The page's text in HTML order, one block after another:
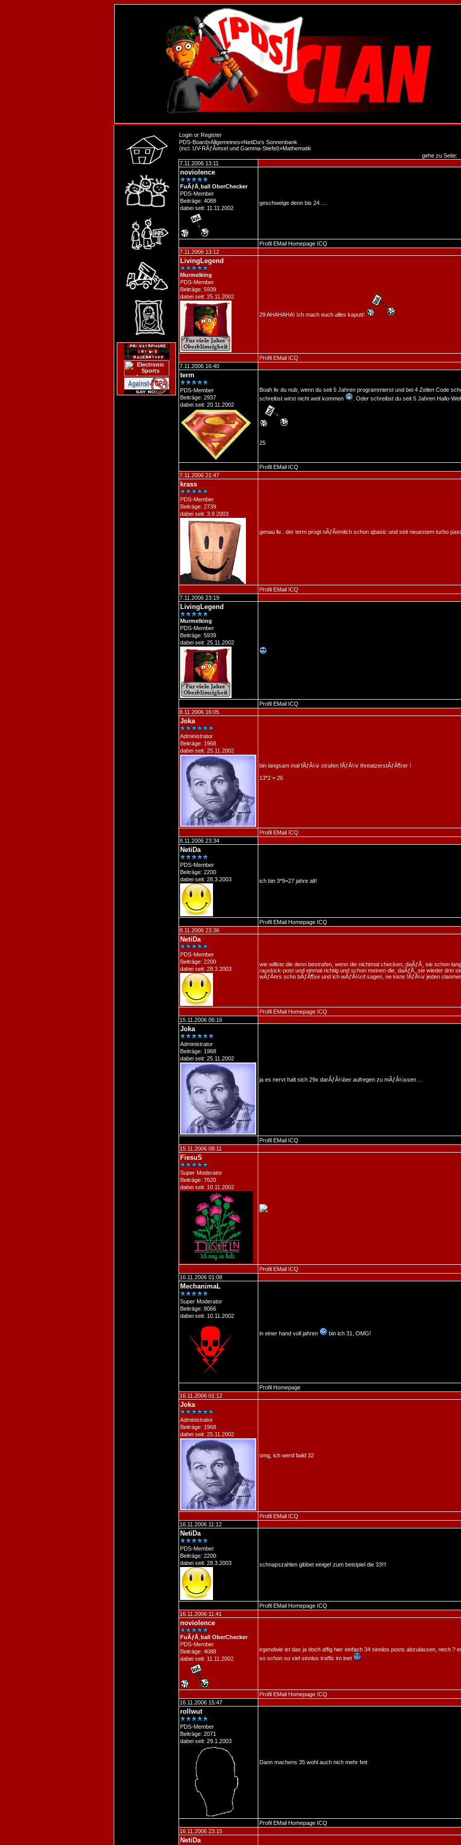
Login or Register
PDS-Board»Allgemeines»NetiDa's Sonnenbank
(incl. UV-RÃƒÂ¤tsel und Gamma-Stiefel)»Mathematik
gehe zu Seite:
7.11.2006 13:11
noviolence
FuÃƒÅ¸ball OberChecker
PDS-Member
Beiträge: 4088
dabei seit: 11.11.2002
geschweige denn bis 24 ....
Profil EMail Homepage ICQ
7.11.2006 13:12
LivingLegend
Murmelking
PDS-Member
Beiträge: 5939
dabei seit: 25.11.2002
29 AHAHAHA! Ich mach euch alles kaputt!
Profil EMail ICQ
7.11.2006 16:40
term
PDS-Member
Beiträge: 2937
dabei seit: 20.11.2002
Boah liv du nub, wenn du seit 5 Jahren programmierst und bei 4 Zeilen Code
schreibst wirst nicht weit kommen
. Oder schreibst du seit 5 Jahren Hallo-
25
Profil EMail ICQ
7.11.2006 21:47
krass
PDS-Member
Beiträge: 2739
dabei seit: 3.9.2003
genau liv.. der term progt nÃƒÂ¤mlich schon qbasic und seit neuestem turbo
Profil EMail ICQ
7.11.2006 23:19
LivingLegend
Murmelking
PDS-Member
Beiträge: 5939
dabei seit: 25.11.2002
Profil EMail ICQ
8.11.2006 16:05
Joka
Administrator
Beiträge: 1968
dabei seit: 25.11.2002
bin langsam mal fÃƒÂ¼r strafen fÃƒÂ¼r threatzerstÃƒÂ¶rer !
13*2 = 26
Profil EMail ICQ
8.11.2006 23:34
NetiDa
PDS-Member
Beiträge: 2200
dabei seit: 28.3.2003
ich bin 3*9=27 jahre alt!
Profil EMail Homepage ICQ
8.11.2006 23:36
NetiDa
PDS-Member
Beiträge: 2200
dabei seit: 28.3.2003
wie willste die denn bestrafen, wenn die nichtmal checken, daÃƒÅ¸ sie schon
rauskick-post und einmal richtig und schon meinen die, daÃƒÅ¸ sie wieder drin
wÃƒÂ¤rs scho bÃƒÂ¶se und ich wÃƒÂ¼rd sagen, ne kiste fÃƒÂ¼r jeden
Profil EMail Homepage ICQ
15.11.2006 06:16
Joka
Administrator
Beiträge: 1968
dabei seit: 25.11.2002
ja es nervt halt sich 29x darÃƒÂ¼ber aufregen zu mÃƒÂ¼ssen ...
Profil EMail ICQ
15.11.2006 08:11
FiesuS
Super Moderator
Beiträge: 7620
dabei seit: 10.11.2002
Profil EMail ICQ
16.11.2006 01:08
MechanimaL
Super Moderator
Beiträge: 8066
dabei seit: 10.11.2002
in einer hand voll jahren bin ich 31, OMG!
Profil Homepage
16.11.2006 01:12
Joka
Administrator
Beiträge: 1968
dabei seit: 25.11.2002
omg, ich werd bald 32
Profil EMail ICQ
16.11.2006 11:12
NetiDa
PDS-Member
Beiträge: 2200
dabei seit: 28.3.2003
schnapszahlen gibbet einige! zum beistpiel die 33!!!
Profil EMail Homepage ICQ
16.11.2006 11:41
noviolence
FuÃƒÅ¸ball OberChecker
PDS-Member
Beiträge: 4088
dabei seit: 11.11.2002
irgendwie ist das ja doch affig hier einfach 34 sinnlos posts abzulassen, nech ?
so schon so viel sinnlos traffic im inet
Profil EMail Homepage ICQ
16.11.2006 15:47
rollwut
PDS-Member
Beiträge: 2071
dabei seit: 29.1.2003
Dann machens 35 wohl auch nich mehr fett
Profil EMail Homepage ICQ
16.11.2006 23:15
NetiDa